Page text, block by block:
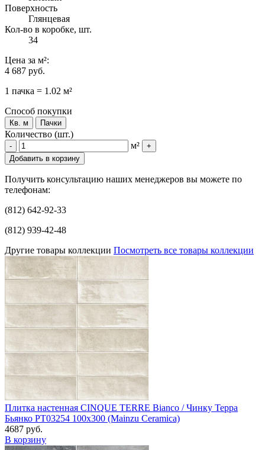
Поверхность
Глянцевая
Кол-во в коробке, шт.
34
Цена за м²:
4 687 руб.
1 пачка = 1.02 м²
Способ покупки
Кв. м Пачки
Количество (шт.)
- м²
+
Добавить в корзину
Получить консультацию наших менеджеров вы можете по
телефонам:
(812) 642-92-33
(812) 939-42-48
Другие товары коллекции Посмотреть все товары коллекции
Плитка настенная CINQUE TERRE Bianco / Чинку Терра
Бьянко PT03254 100x300 (Mainzu Ceramica)
4687 руб.
В корзину